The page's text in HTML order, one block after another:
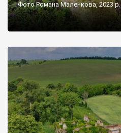
Фото Романа Маленкова, 2023 р.